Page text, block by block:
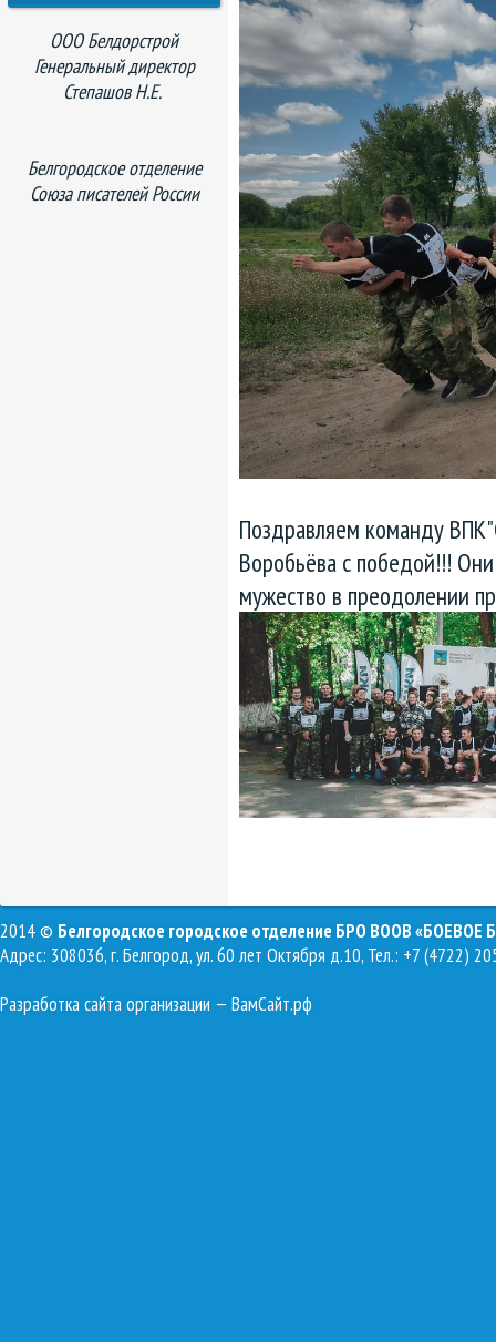
Поздравляем команду
Воробьёва с победой!!!
мужество в преодолении
ООО Белдорстрой
Генеральный директор
Степашов Н.Е.
Белгородское отделение
Союза писателей России
2014 © Белгородское городское отделение БРО ВООВ «БОЕВОЕ
Адрес: 308036, г. Белгород, ул. 60 лет Октября д.10, Тел.: +7 (4722)
Разработка сайта организации — ВамСайт.рф